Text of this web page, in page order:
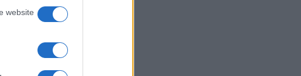
website